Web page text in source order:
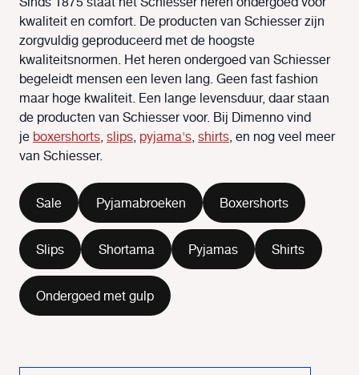
kwaliteit en comfort. De producten van Schiesser zijn
zorgvuldig geproduceerd met de hoogste
kwaliteitsnormen. Het heren ondergoed van Schiesser
begeleidt mensen een leven lang. Geen fast fashion
maar hoge kwaliteit. Een lange levensduur, daar staan
de producten van Schiesser voor. Bij Dimenno vind
jeboxershorts,slips, pyjama's,shirts, en nog veel meer
van Schiesser.
Sale Pyjamabroeken Boxershorts
Slips Shortama Pyjamas Shirts
Ondergoed met gulp